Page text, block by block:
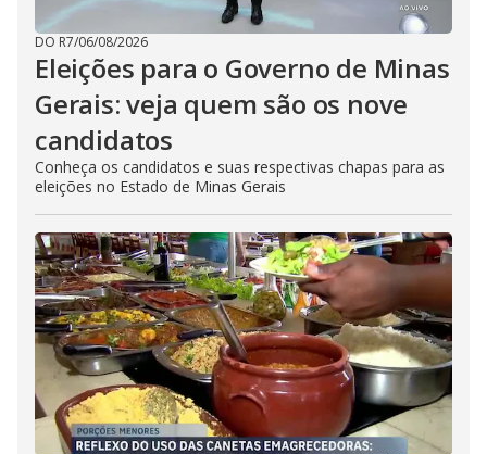
DO R7/06/08/2026
Eleições para o Governo de Minas
Gerais: veja quem são os nove
candidatos
Conheça os candidatos e suas respectivas chapas para as
eleições no Estado de Minas Gerais